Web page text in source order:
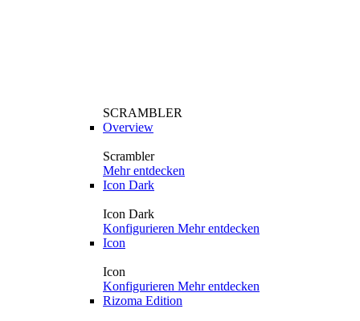
SCRAMBLER
Overview
Scrambler
Mehr entdecken
Icon Dark
Icon Dark
Konfigurieren Mehr entdecken
Icon
Icon
Konfigurieren Mehr entdecken
Rizoma Edition